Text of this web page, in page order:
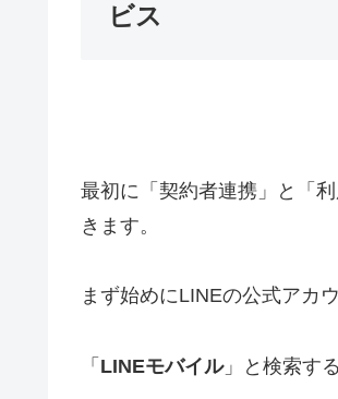
ビス
最初に「契約者連携」と「
きます。
まず始めにLINEの公式アカ
「 LINEモバイル」と検索す